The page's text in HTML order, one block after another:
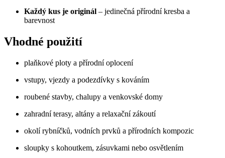
Každý kus je originál – jedinečná přírodní kresba a
barevnost
Vhodné použití
plaňkové ploty a přírodní oplocení
vstupy, vjezdy a podezdívky s kováním
roubené stavby, chalupy a venkovské domy
zahradní terasy, altány a relaxační zákoutí
okolí rybníčků, vodních prvků a přírodních kompozic
sloupky s kohoutkem, zásuvkami nebo osvětlením